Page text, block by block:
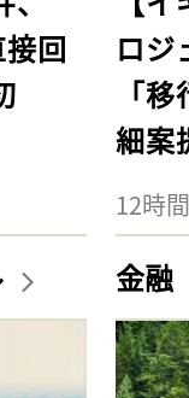
回
ロジ
「
細案
12時
金融